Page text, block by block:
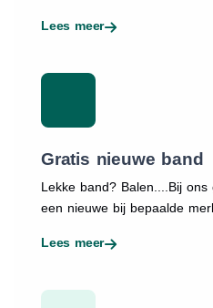
Lees meer
Gratis nieuwe band
Lekke band? Balen....Bij ons
een nieuwe bij bepaalde
Lees meer